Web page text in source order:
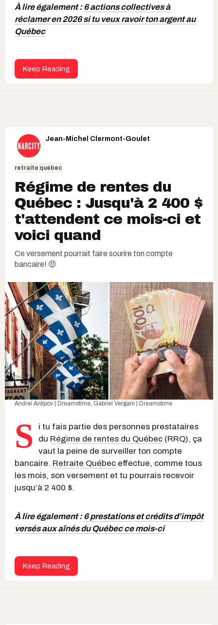
À lire également :6 actions collectives à
réclamer en 2026 si tu veux ravoir ton argent au
Québec
Keep Reading
Jean-Michel Clermont-Goulet
retraite québec
Régime de rentes du
Québec : Jusqu'à 2 400 $
t'attendent ce mois-ci et
voici quand
Ce versement pourrait faire sourire ton compte
bancaire! 🤑
Andrei Antipov | Dreamstime, Gabriel Vergani | Dreamstime
S
i tu fais partie des personnes prestataires
du Régime de rentes du Québec (RRQ), ça
vaut la peine de surveiller ton compte
bancaire. Retraite Québec effectue, comme tous
les mois, son versement et tu pourrais recevoir
jusqu’à 2 400 $.
À lire également :6 prestations et crédits d’impôt
versés aux aînés du Québec ce mois-ci
Keep Reading